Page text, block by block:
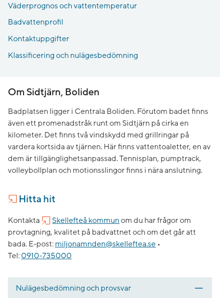
Väderprognos och vattentemperatur
Badvattenprofil
Kontaktuppgifter
Klassificering och nulägesbedömning
Om Sidtjärn, Boliden
Badplatsen ligger i Centrala Boliden. Förutom badet finns
även ett promenadstråk runt om Sidtjärn på cirka en
kilometer. Det finns två vindskydd med grillringar på
vardera kortsida av tjärnen. Här finns vattentoaletter, en av
dem är tillgänglighetsanpassad. Tennisplan, pumptrack,
volleybollplan och motionsslingor finns i nära anslutning.
Hitta hit
Kontakta Skellefteå kommun om du har frågor om
provtagning, kvalitet på badvattnet och om det går att
bada. E-post: miljonamnden@skelleftea.se •
Tel: 0910-735000
Nulägesbedömning och provsvar